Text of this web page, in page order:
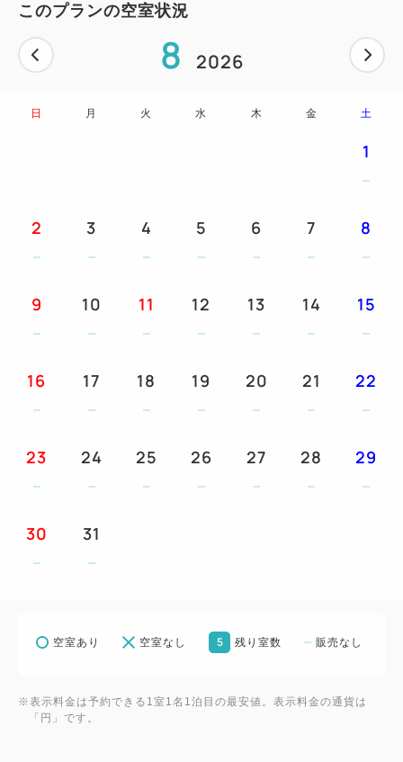
ク・アルコール自動販売機（1F）
【添い寝のお子様】
てご宿泊いただけます。
・電車：函館市電 「宝来町」電停・「十字街」電停
より徒歩約4分
来町下車）
・車：JR「函館駅」より約5分・函館空港より約20
【駐車場】
駐車場をご用意しております。
事前の予約は承っておりません、到着順でのご案内
・1泊（15:00～11:00）1000円 早着料金（12:00～
15:00）30分毎100円
・当ホテルではSDGsの取組の一環として、連泊時の
このプランの空室状況
8 2026
日 月 火 水 木 金 土
1
2 3 4 5 6 7 8
9 10 11 12 13 14 15
16 17 18 19 20 21 22
23 24 25 26 27 28 29
30 31
空室あり 空室なし 5 残り室数 販売なし
※表示料金は予約できる1室1名1泊目の最安値。表示料金の通貨は
「円」です。